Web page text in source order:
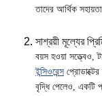
তাদের আর্থিক
সাশ্রয়ী মূল্যের
বয়স হওয়া সত্ত্বেও,
ইন্সিওরেন্স
বৃদ্ধি পেলেও, একটি